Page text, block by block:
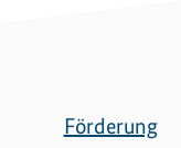
Förderung